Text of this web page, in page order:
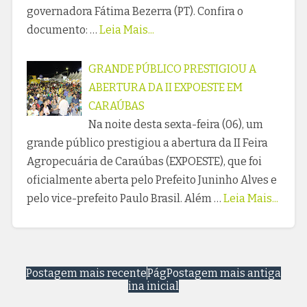
governadora Fátima Bezerra (PT). Confira o
documento: … Leia Mais...
GRANDE PÚBLICO PRESTIGIOU A
ABERTURA DA II EXPOESTE EM
CARAÚBAS
Na noite desta sexta-feira (06), um
grande público prestigiou a abertura da II Feira
Agropecuária de Caraúbas (EXPOESTE), que foi
oficialmente aberta pelo Prefeito Juninho Alves e
pelo vice-prefeito Paulo Brasil. Além … Leia Mais...
Postagem mais recente Postagem mais antiga
Pág
ina inicial